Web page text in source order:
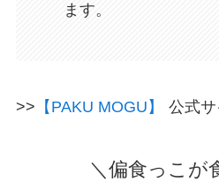
ます。
>> 【PAKU MOGU】 公式
＼偏食っこが